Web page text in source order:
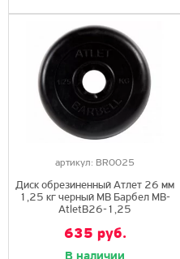
артикул: BR0025
Диск обрезиненный Атлет 26 мм
1,25 кг черный МВ Барбел MB-
AtletB26-1,25
635 руб.